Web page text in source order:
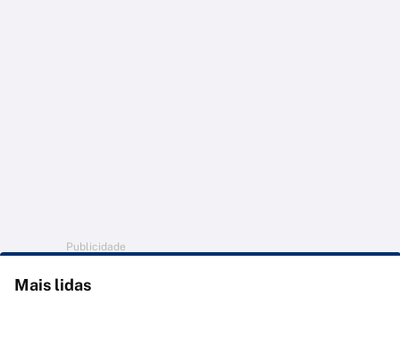
Publicidade
Mais lidas